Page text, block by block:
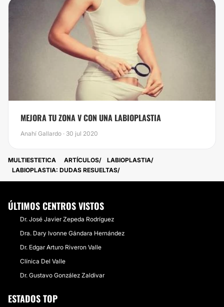
​MEJORA TU ZONA V CON UNA LABIOPLASTIA
Anahí Gallardo · 30 jul 2020
MULTIESTETICA ARTÍCULOS
LABIOPLASTIA
LABIOPLASTIA: DUDAS RESUELTAS
ÚLTIMOS CENTROS VISTOS
Dr. José Javier Zepeda Rodríguez
Dra. Dary Ivonne Gándara Hernández
Dr. Edgar Arturo Riveron Valle
Clínica Del Valle
Dr. Gustavo González Zaldivar
ESTADOS TOP